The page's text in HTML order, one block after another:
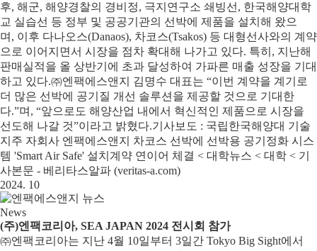
후, 해군, 해양경찰의 경비정, 극지연구소 쇄빙선, 한국해양대학
교 실습선 등 정부 및 공공기관의 선박에 제품을 설치해 왔으
며, 이후 다나오스(Danaos), 차코스(Tsakos) 등 대형선사와의 계약
으로 이어지면서 시장을 점차 확대해 나가고 있다. 특히, 지난해
판매실적을 올 상반기에 초과 달성하여 가파른 매출 성장을 기대
하고 있다.㈜엔팩에스앤지 김명수 대표는 “이번 계약을 계기로
더 많은 선박에 공기질 개선 솔루션을 제공할 것으로 기대한
다.”며, “앞으로도 해양산업 내에서 혁신적인 제품으로 시장을
선도해 나갈 것”이라고 밝혔다.기사보도 : 국립한국해양대 기술
지주 자회사 엔팩에스앤지 차코스 선박에 선박용 공기정화 시스
템 'Smart Air Safe' 설치계약 연이어 체결 < 대학뉴스 < 대학 < 기
사본문 - 베리타스알파 (veritas-a.com)
2024. 10
News
(주)엔팩코리아, SEA JAPAN 2024 전시회 참가
㈜엔팩코리아는 지난 4월 10일부터 3일간 Tokyo Big Sight에서